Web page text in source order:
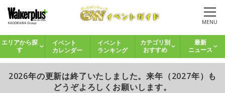
MENU
エリアから探
す
イベント
カレンダー
イベント
ランキング
カテゴリ別
おすすめ
最新
ニュース
2026年の更新は終了いたしました。来年（2027年）も
どうぞよろしくお願いします。